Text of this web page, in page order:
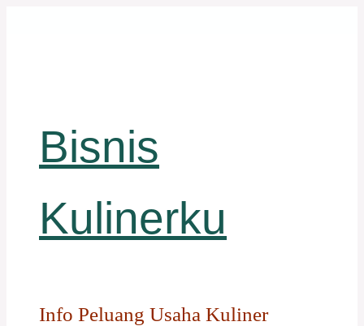
Bisnis
Kulinerku
Info Peluang Usaha Kuliner